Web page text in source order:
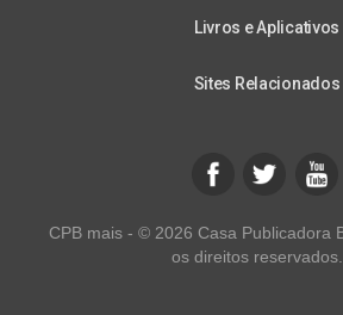
Livros e Aplicativos
Sites Relacionados
CPB mais - © 2026 Casa Publicadora
os direitos reservados.